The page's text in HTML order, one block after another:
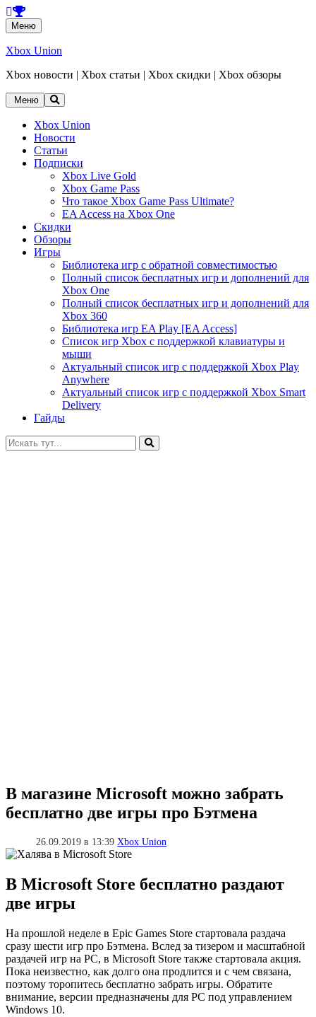
Меню Перейти
к
содержанию
Xbox Union
Xbox новости | Xbox статьи | Xbox скидки | Xbox обзоры
Меню
Перейти
содержанию
Xbox Union
Новости
Статьи
Подписки
Xbox Live Gold
Xbox Game Pass
Что такое Xbox Game Pass Ultimate?
EA Access на Xbox One
Скидки
Обзоры
Игры
Библиотека игр с обратной совместимостью
Полный список бесплатных игр и дополнений для
Xbox One
Полный список бесплатных игр и дополнений для
Xbox 360
Библиотека игр EA Play [EA Access]
Список игр Xbox c поддержкой клавиатуры и
мыши
Актуальный список игр с поддержкой Xbox Play
Anywhere
Актуальный список игр с поддержкой Xbox Smart
Delivery
Гайды
Искать:
В магазине Microsoft можно забрать
бесплатно две игры про Бэтмена
26.09.2019 в 13:39Xbox Union
В Microsoft Store бесплатно раздают
две игры
На прошлой неделе в Epic Games Store стартовала раздача
сразу шести игр про Бэтмена. Вслед за тизером и масштабной
раздачей игр на PC, в Microsoft Store также стартовала акция.
Пока неизвестно, как долго она продлится и с чем связана,
поэтому торопитесь бесплатно забрать игры. Обратите
внимание, версии предназначены для PC под управлением
Windows 10.